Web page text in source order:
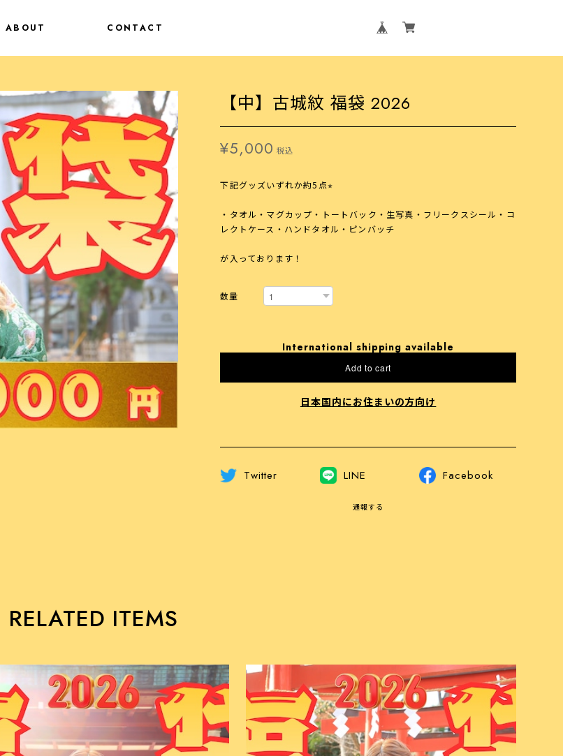
ABOUT CONTACT
【中】古城紋 福袋 2026
¥5,000 税込
下記グッズいずれか約5点⭐︎
・タオル・マグカップ・トートバック・生写真・フリークスシール・コ
レクトケース・ハンドタオル・ピンバッチ
が入っております！
数量
International shipping available
Add to cart
日本国内にお住まいの方向け
Twitter LINE Facebook
通報する
RELATED ITEMS